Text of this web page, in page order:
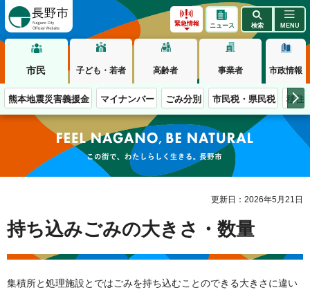
緊急情報 ニュース 検索 MENU
市民 子ども・若者 高齢者 事業者 市政情報
熊本地震災害義援金 マイナンバー ごみ分別 市民税・県民税 移住
この街で、わたしらしく生きる。長野市
更新日：2026年5月21日
持ち込みごみの大きさ・数量
集積所と処理施設とではごみを持ち込むことのできる大きさに違い